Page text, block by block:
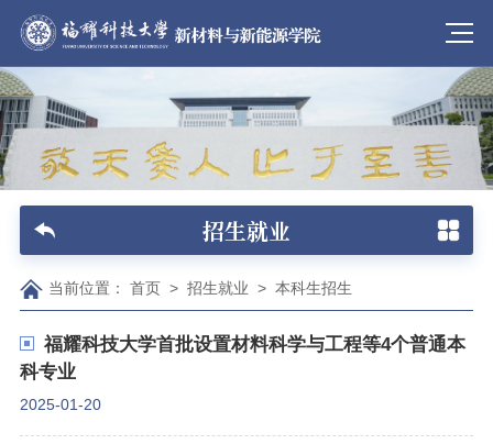
招生就业
当前位置： 首页> 招生就业 > 本科生招生
福耀科技大学首批设置材料科学与工程等4个普通本
科专业
2025-01-20